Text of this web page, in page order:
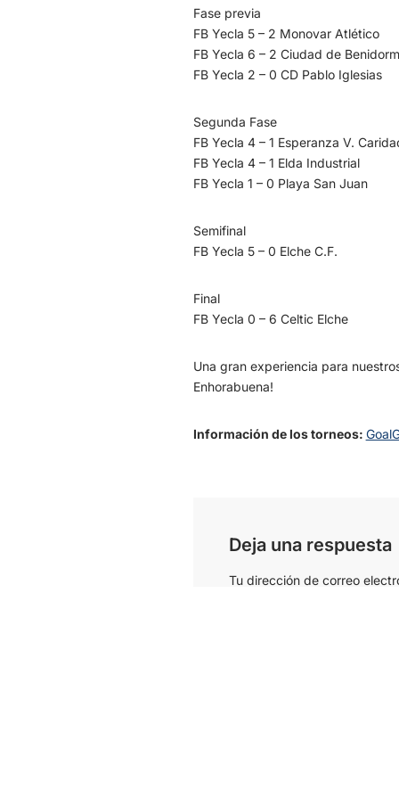
Fase previa
FB Yecla 5 – 2 Monovar Atlético
FB Yecla 6 – 2 Ciudad de Benidorm
FB Yecla 2 – 0 CD Pablo Iglesias
Segunda Fase
FB Yecla 4 – 1 Esperanza V.
FB Yecla 4 – 1 Elda Industrial
FB Yecla 1 – 0 Playa San Juan
Semifinal
FB Yecla 5 – 0 Elche C.F.
Final
FB Yecla 0 – 6 Celtic Elche
Una gran experiencia para
Enhorabuena!
Información de los torneos:
Deja una respuesta
Tu dirección de correo